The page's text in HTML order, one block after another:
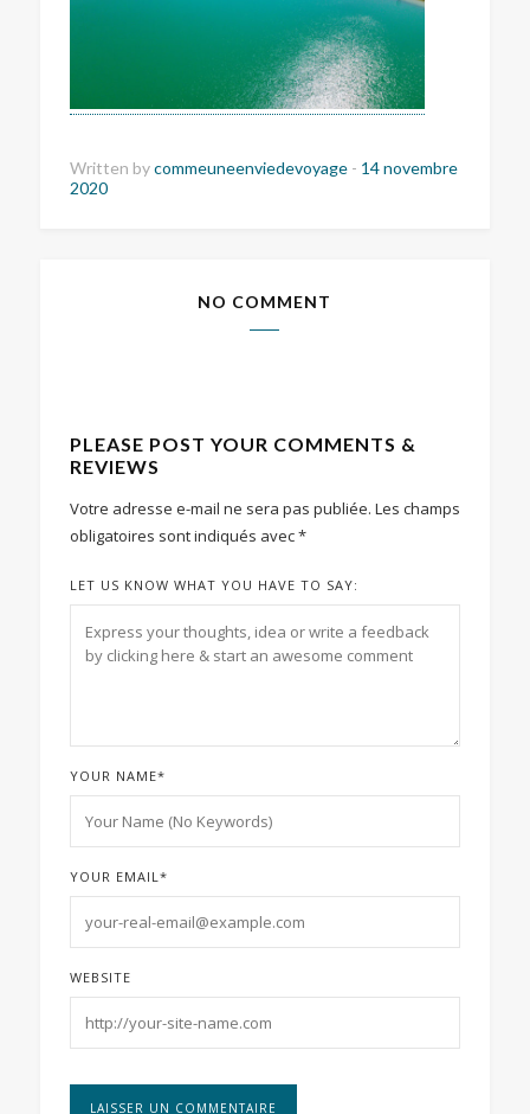
Written bycommeuneenviedevoyage - 14 novembre
2020
NO COMMENT
PLEASE POST YOUR COMMENTS &
REVIEWS
Votre adresse e-mail ne sera pas publiée. Les champs
obligatoires sont indiqués avec*
LET US KNOW WHAT YOU HAVE TO SAY:
YOUR NAME*
YOUR EMAIL*
WEBSITE